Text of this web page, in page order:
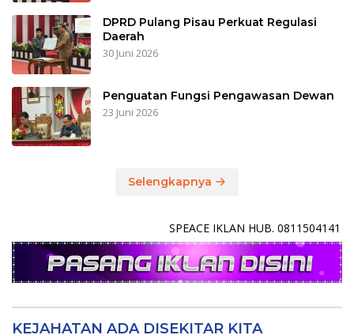
DPRD Pulang Pisau Perkuat Regulasi
Daerah
30 Juni 2026
Penguatan Fungsi Pengawasan Dewan
23 Juni 2026
Selengkapnya
SPEACE IKLAN HUB. 0811504141
KEJAHATAN ADA DISEKITAR KITA